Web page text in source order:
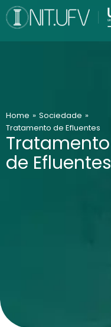
para
Home » Sociedade »
Tratamento de Efluentes
Tratamento
de Efluentes